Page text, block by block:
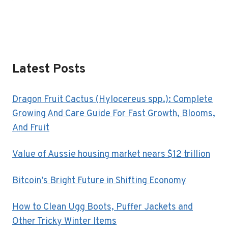
Latest Posts
Dragon Fruit Cactus (Hylocereus spp.): Complete
Growing And Care Guide For Fast Growth, Blooms,
And Fruit
Value of Aussie housing market nears $12 trillion
Bitcoin’s Bright Future in Shifting Economy
How to Clean Ugg Boots, Puffer Jackets and
Other Tricky Winter Items